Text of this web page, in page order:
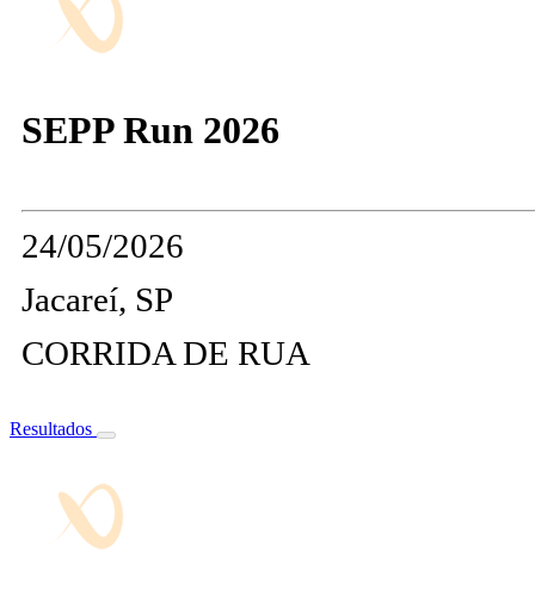
SEPP Run 2026
24/05/2026
Jacareí, SP
CORRIDA DE RUA
Resultados